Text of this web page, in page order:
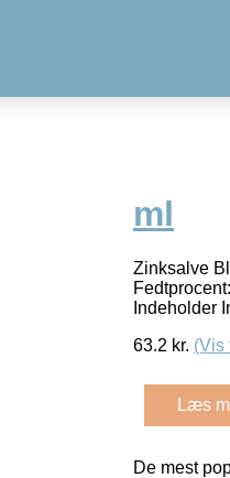
ml
Zinksalve
Indeholder
63.2 kr. (Vis
Læs
De mest